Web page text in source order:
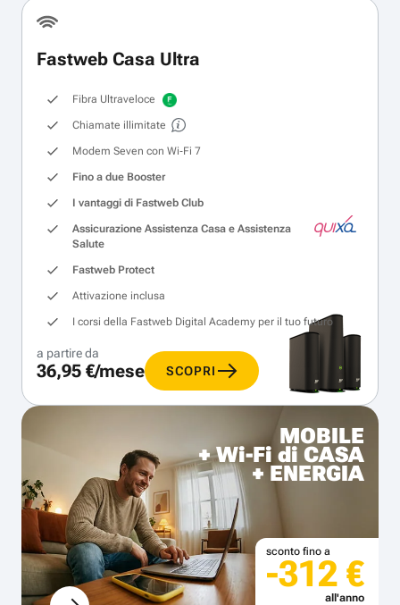
Fastweb Casa Ultra
Fibra Ultraveloce
Chiamate illimitate
Modem Seven con Wi‑Fi 7
Fino a due Booster
I vantaggi di Fastweb Club
Assicurazione Assistenza Casa e Assistenza
Salute
Fastweb Protect
Attivazione inclusa
I corsi della Fastweb Digital Academy per il tuo futuro
a partire da
36,95 €/mese SCOPRI
MOBILE
+ Wi-Fi di CASA
+ ENERGIA
sconto fino a
-312 €
all'anno